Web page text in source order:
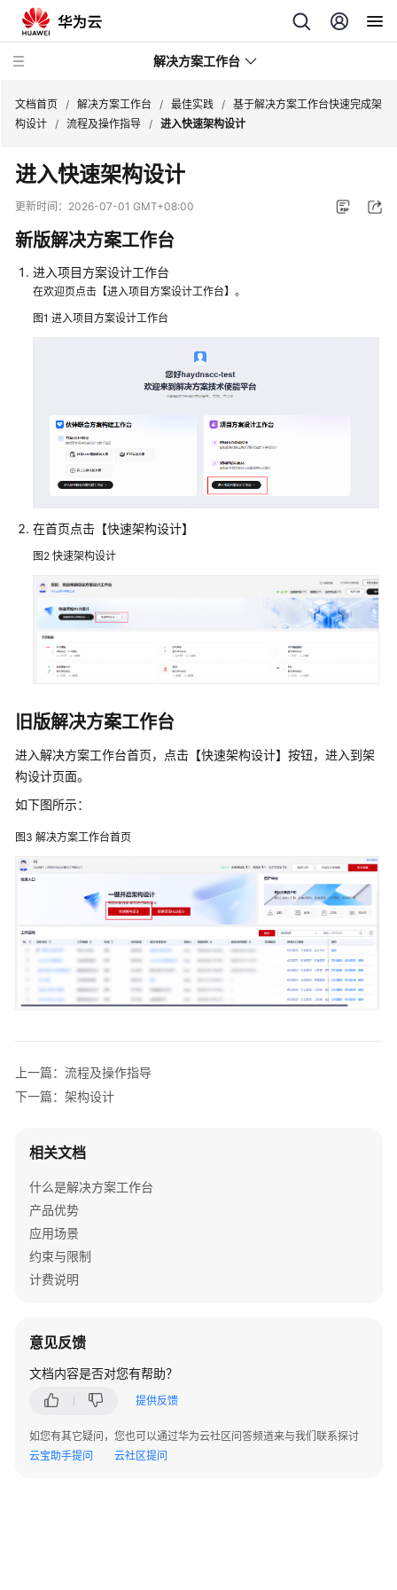
解决方案工作台
产
品
介
佳
实
践
决
方
快
速
成
架
构
设
计
概
述
流
及
操
指
入
快
速
架
计
设
基
于
决
方
作
快
速
成
HLD
文档首页 / 解决方案工作台 / 最佳实践 / 基于解决方案工作台快速完成架
构设计 / 流程及操作指导 / 进入快速架构设计
进入快速架构设计
更新时间： 2026-07-01 GMT+08:00
新版解决方案工作台
进入项目方案设计工作台
在欢迎页点击【进入项目方案设计工作台】。
图1 进入项目方案设计工作台
在首页点击【快速架构设计】
图2 快速架构设计
旧版解决方案工作台
进入解决方案工作台首页，点击【快速架构设计】按钮，进入到架
构设计页面。
如下图所示：
图3 解决方案工作台首页
上一篇：流程及操作指导
下一篇：架构设计
相关文档
什么是解决方案工作台
产品优势
应用场景
约束与限制
计费说明
意见反馈
文档内容是否对您有帮助？
提供反馈
如您有其它疑问，您也可以通过华为云社区问答频道来与我们联系探讨
云宝助手提问
云社区提问